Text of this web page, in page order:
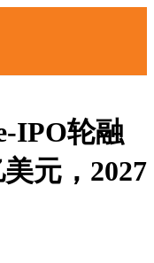
IPO轮融
元，2027